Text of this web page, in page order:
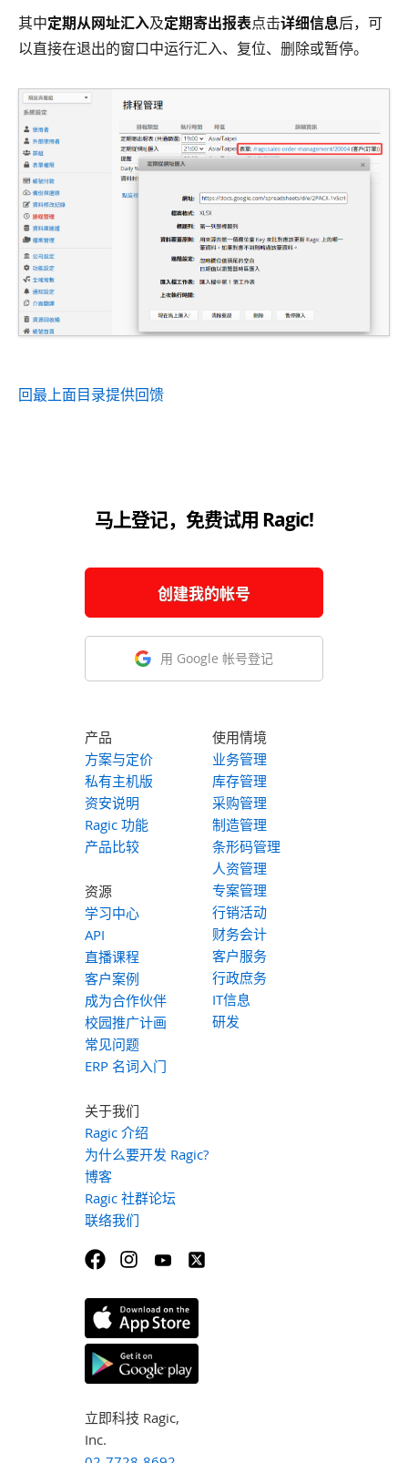
其中定期从网址汇入及定期寄出报表点击详细信息后，可
以直接在退出的窗口中运行汇入、复位、删除或暂停。
回最上面目录提供回馈
马上登记，免费试用 Ragic!
创建我的帐号
用 Google 帐号登记
产品
方案与定价
私有主机版
资安说明
Ragic 功能
产品比较
资源
学习中心
API
直播课程
客户案例
成为合作伙伴
校园推广计画
常见问题
ERP 名词入门
使用情境
业务管理
库存管理
采购管理
制造管理
条形码管理
人资管理
专案管理
行销活动
财务会计
客户服务
行政庶务
IT信息
研发
关于我们
Ragic 介绍
为什么要开发 Ragic?
博客
Ragic 社群论坛
联络我们
立即科技 Ragic,
Inc.